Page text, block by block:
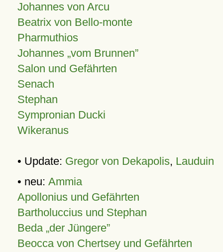
Johannes von Arcu
Beatrix von Bello-monte
Pharmuthios
Johannes vom Brunnen
Salon und Gefährten
Senach
Stephan
Sympronian Ducki
Wikeranus
• Update: Gregor von Dekapolis, Lauduin
• neu: Ammia
Apollonius und Gefährten
Bartholuccius und Stephan
Beda „der Jüngere”
Beocca von Chertsey und Gefährten